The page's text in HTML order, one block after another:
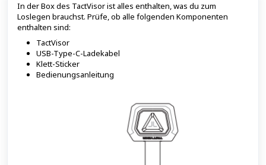
In der Box des TactVisor ist alles enthalten, was du zum
Loslegen brauchst. Prüfe, ob alle folgenden Komponenten
enthalten sind:
TactVisor
USB-Type-C-Ladekabel
Klett-Sticker
Bedienungsanleitung